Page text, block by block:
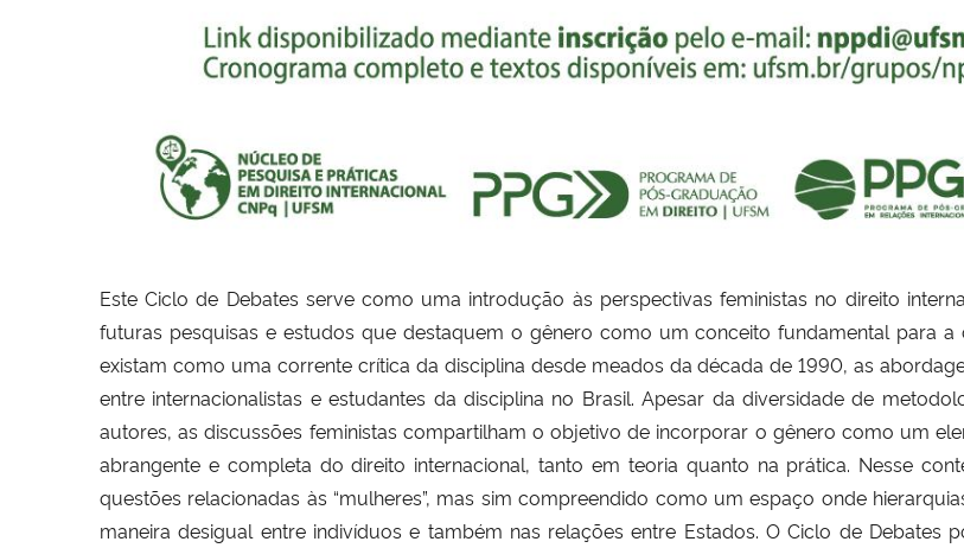
Este Ciclo de Debates serve como uma introdução às perspectivas feministas no direito
futuras pesquisas e estudos que destaquem o gênero como um conceito fundamental para
existam como uma corrente crítica da disciplina desde meados da década de 1990, as
entre internacionalistas e estudantes da disciplina no Brasil. Apesar da diversidade de
autores, as discussões feministas compartilham o objetivo de incorporar o gênero como um
abrangente e completa do direito internacional, tanto em teoria quanto na prática. Nesse
questões relacionadas às “mulheres”, mas sim compreendido como um espaço onde
maneira desigual entre indivíduos e também nas relações entre Estados. O Ciclo de Debates